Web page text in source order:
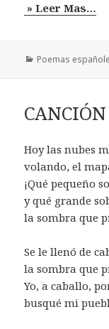
» Leer Mas…
Categorías
Poemas
Hoy las nubes
volando, el
¡Qué pequeño
y qué grande
la sombra que
Se le llenó de
la sombra que
Yo, a caballo,
busqué mi